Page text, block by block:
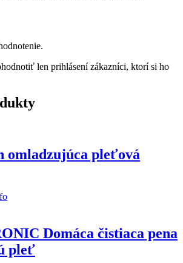
len prihlásení zákazníci, ktorí si ho
omladzujúca pleťová
Domáca čistiaca pena
pleť